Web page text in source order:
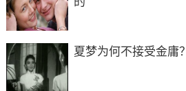
夏梦为何不接受金庸